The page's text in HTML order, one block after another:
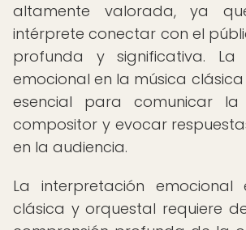
altamente valorada, ya
intérprete conectar con el
profunda y significativa. La
emocional en la música
esencial para comunicar la
compositor y evocar
en la audiencia.
La interpretación
clásica y orquestal requiere